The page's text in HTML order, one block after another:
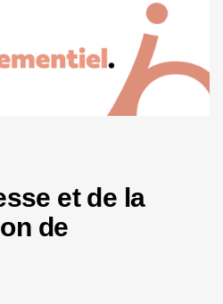
et de la
de